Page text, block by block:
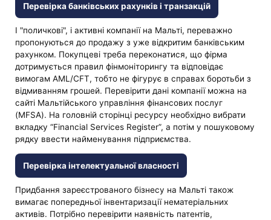
Перевірка банківських рахунків і транзакцій
І "поличкові", і активні компанії на Мальті, переважно
пропонуються до продажу з уже відкритим банківським
рахунком. Покупцеві треба переконатися, що фірма
дотримується правил фінмоніторингу та відповідає
вимогам AML/CFT, тобто не фігурує в справах боротьби з
відмиванням грошей. Перевірити дані компанії можна на
сайті Мальтійського управління фінансових послуг
(MFSA). На головній сторінці ресурсу необхідно вибрати
вкладку “Financial Services Register”, а потім у пошуковому
рядку ввести найменування підприємства.
Перевірка інтелектуальної власності
Придбання зареєстрованого бізнесу на Мальті також
вимагає попередньої інвентаризації нематеріальних
активів. Потрібно перевірити наявність патентів,